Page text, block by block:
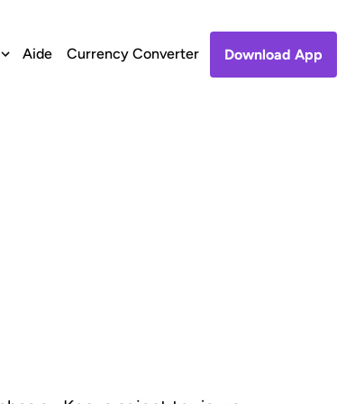
Aide Currency Converter Download App